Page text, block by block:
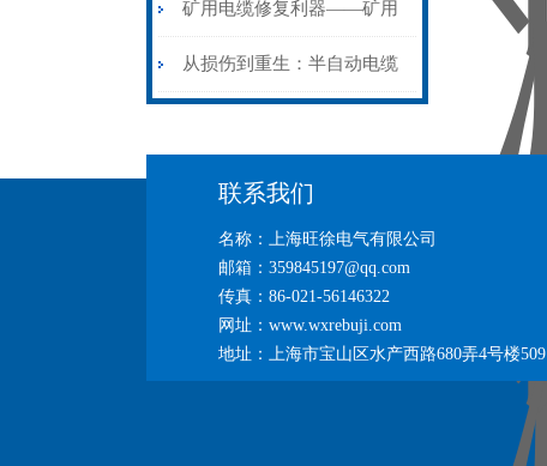
生”
安装与接线：精准修复的工
艺基石
矿用电缆修复利器——矿用
电缆热补机智能控温，安全
从损伤到重生：半自动电缆
联系我们
名称：上海旺徐电气有限公司
邮箱：359845197@qq.com
传真：86-021-56146322
网址：www.wxrebuji.com
地址：上海市宝山区水产西路680弄4号楼509